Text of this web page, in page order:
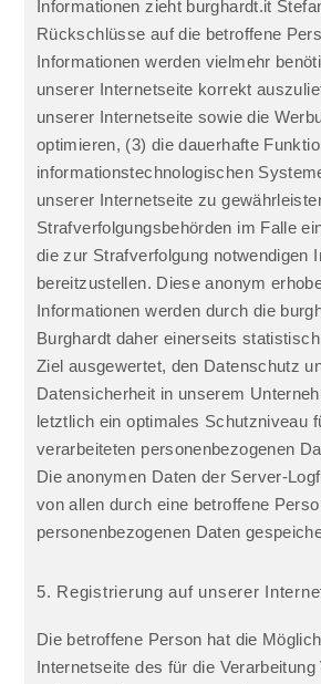
Informationen zieht burghardt.it
Rückschlüsse auf die betroffene
Informationen werden vielmehr
unserer Internetseite korrekt
unserer Internetseite sowie die
optimieren, (3) die dauerhafte
informationstechnologischen
unserer Internetseite zu
Strafverfolgungsbehörden im Falle
die zur Strafverfolgung notwendigen
bereitzustellen. Diese anonym
Informationen werden durch die
Burghardt daher einerseits
Ziel ausgewertet, den Datenschutz
Datensicherheit in unserem
letztlich ein optimales Schutzniveau
verarbeiteten personenbezogenen
Die anonymen Daten der Server-
von allen durch eine betroffene
personenbezogenen Daten
5. Registrierung auf unserer
Die betroffene Person hat die
Internetseite des für die